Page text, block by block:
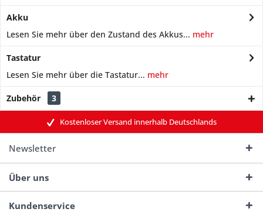
Akku
Lesen Sie mehr über den Zustand des Akkus... mehr
Tastatur
Lesen Sie mehr über die Tastatur... mehr
Zubehör 3
Kostenloser Versand innerhalb Deutschlands
Newsletter
Über uns
Kundenservice